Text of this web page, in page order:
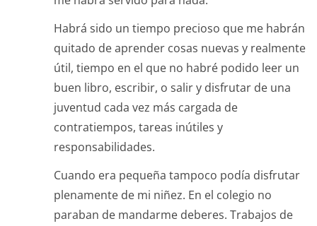
Habrá sido un tiempo precioso que me habrán
quitado de aprender cosas nuevas y realmente
útil, tiempo en el que no habré podido leer un
buen libro, escribir, o salir y disfrutar de una
juventud cada vez más cargada de
contratiempos, tareas inútiles y
responsabilidades.
Cuando era pequeña tampoco podía disfrutar
plenamente de mi niñez. En el colegio no
paraban de mandarme deberes. Trabajos de